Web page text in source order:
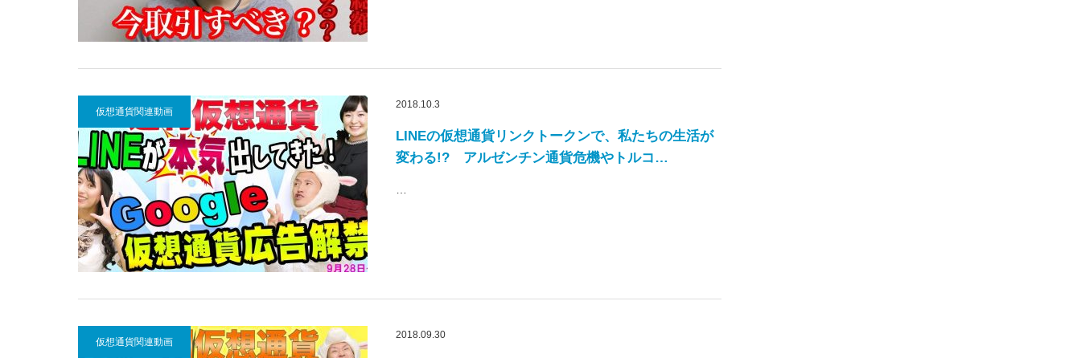
仮想通貨関連動画
2018.10.3
LINEの仮想通貨リンクトークンで、私たちの生活が
変わる!? アルゼンチン通貨危機やトルコ…
仮想通貨関連動画
2018.09.30